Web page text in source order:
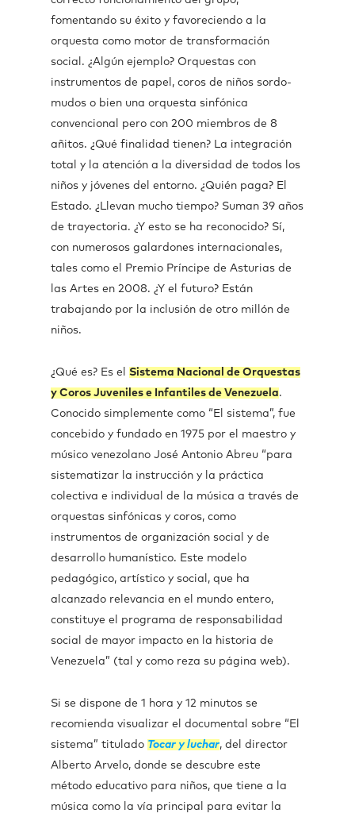
fomentando su éxito y favoreciendo a la
orquesta como motor de transformación
social. ¿Algún ejemplo? Orquestas con
instrumentos de papel, coros de niños sordo-
mudos o bien una orquesta sinfónica
convencional pero con 200 miembros de 8
añitos. ¿Qué finalidad tienen? La integración
total y la atención a la diversidad de todos los
niños y jóvenes del entorno. ¿Quién paga? El
Estado. ¿Llevan mucho tiempo? Suman 39 años
de trayectoria. ¿Y esto se ha reconocido? Sí,
con numerosos galardones internacionales,
tales como el Premio Príncipe de Asturias de
las Artes en 2008. ¿Y el futuro? Están
trabajando por la inclusión de otro millón de
niños.
¿Qué es? Es el Sistema Nacional de Orquestas
y Coros Juveniles e Infantiles de Venezuela.
Conocido simplemente como “El sistema”, fue
concebido y fundado en 1975 por el maestro y
músico venezolano José Antonio Abreu “para
sistematizar la instrucción y la práctica
colectiva e individual de la música a través de
orquestas sinfónicas y coros, como
instrumentos de organización social y de
desarrollo humanístico. Este modelo
pedagógico, artístico y social, que ha
alcanzado relevancia en el mundo entero,
constituye el programa de responsabilidad
social de mayor impacto en la historia de
Venezuela” (tal y como reza su página web).
Si se dispone de 1 hora y 12 minutos se
recomienda visualizar el documental sobre “El
sistema” titulado Tocar y luchar, del director
Alberto Arvelo, donde se descubre este
método educativo para niños, que tiene a la
música como la vía principal para evitar la